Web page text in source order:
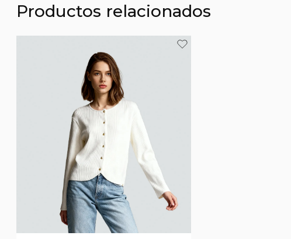
Productos relacionados